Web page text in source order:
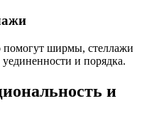
помогут ширмы, стеллажи
и порядка.
и